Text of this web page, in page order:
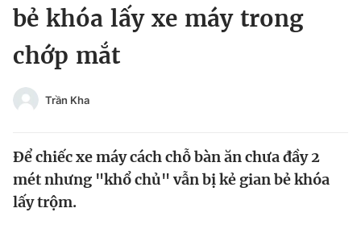
Chuyên mục khác
Chào ngày mới
Video Magazine
Tin đã lưu
Tin đã xem
Đăng xuất
bẻ khóa lấy xe máy trong
chớp mắt
Trần Kha
Để chiếc xe máy cách chỗ bàn ăn chưa đầy 2
mét nhưng "khổ chủ" vẫn bị kẻ gian bẻ khóa
lấy trộm.